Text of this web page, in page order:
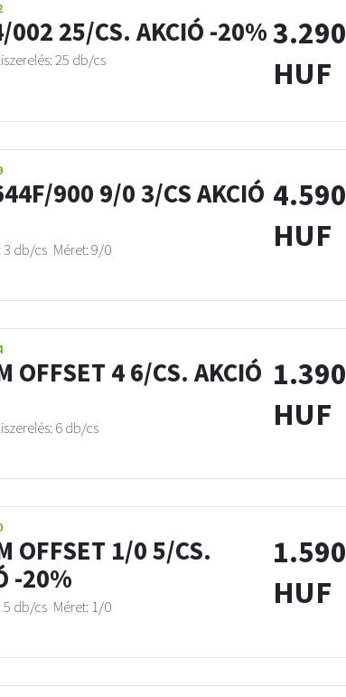
002 25/CS. AKCIÓ -20%
25 db/cs
3.290
HUF
900 9/0 3/CS AKCIÓ
3 db/cs Méret: 9/0
4.590
HUF
OFFSET 4 6/CS. AKCIÓ
6 db/cs
1.390
HUF
OFFSET 1/0 5/CS.
-20%
5 db/cs Méret: 1/0
1.590
HUF